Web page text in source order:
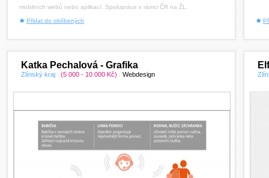
mobilních webů nebo aplikací. Spolupráce v rámci ČR na ŽL.
Přidat do oblíbených
Katka Pechalová - Grafika
Zlínský kraj | (5 000 - 10 000 Kč) | Webdesign